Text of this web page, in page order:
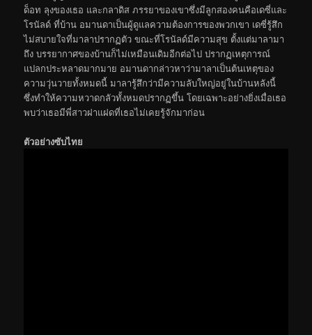
ด็อท ลุงของเธอ และกลาดิส ภรรยาของเขาซึ่งมีลูกสองคนคือเดซี่และ
โรนัลด์ ที่บ้าน อมานดาเป็นผู้ดูแลความต้องการของพวกเขา เดซี่รู้สึก
ไม่สบายใจที่มาลาปรากฏตัว ขณะที่โรนัลด์มีความสุข ตั้งแต่มาลามา
ถึง บรรยากาศของบ้านก็ไม่เหมือนเดิมอีกต่อไป ปรากฏเหตุการณ์
แปลกประหลาดมากมาย อมานดากล่าวหาว่ามาลาเป็นต้นเหตุของ
ความวุ่นวายทั้งหมดนี้ มาลารู้สึกว่ามีความลับใหญ่อยู่ในบ้านหลังนี้
ซึ่งทำให้ความหวาดกลัวทั้งหมดปรากฏขึ้น โดยเฉพาะอย่างยิ่งเมื่อเธอ
พบว่าเธอมีพี่สาวฝาแฝดที่เธอไม่เคยรู้จักมาก่อน
ตัวอย่างซับไทย